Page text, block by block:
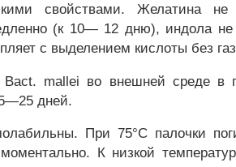
свойствами. Желатина не
(к 10— 12 дню), индола не
с выделением кислоты без
Bact. mallei во внешней среде в
дней.
При 75°С палочки
К низкой